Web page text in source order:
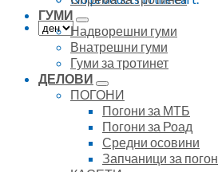
ГУМИ
Надворешни гуми
Внатрешни гуми
Гуми за тротинет
ДЕЛОВИ
ПОГОНИ
Погони за МТБ
Погони за Роад
Средни осовини
Запчаници за погон